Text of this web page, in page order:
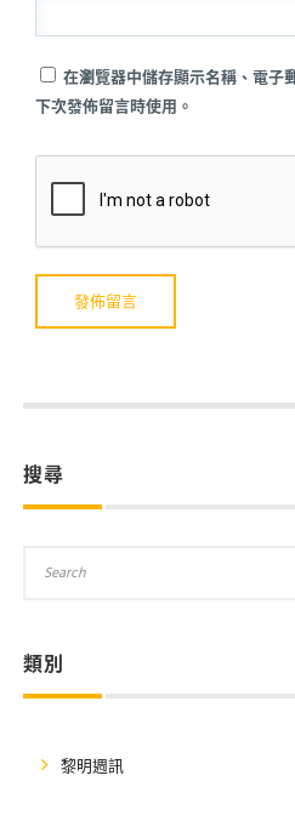
在瀏覽器中儲存顯示名稱、電子
下次發佈留言時使用。
搜尋
類別
黎明週訊